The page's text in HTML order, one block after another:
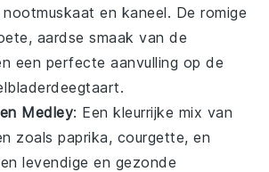
nootmuskaat en kaneel. De romige
aardse smaak van de
een perfecte aanvulling op de
.
Medley: Een kleurrijke mix van
zoalspaprika, courgette, en
levendige en gezonde